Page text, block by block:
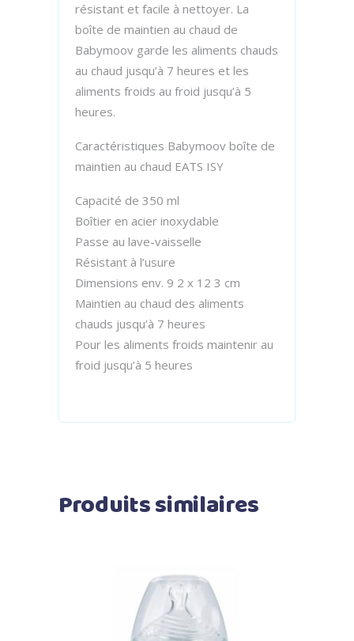
résistant et facile à nettoyer. La
boîte de maintien au chaud de
Babymoov garde les aliments chauds
au chaud jusqu’à 7 heures et les
aliments froids au froid jusqu’à 5
heures.
Caractéristiques Babymoov boîte de
maintien au chaud EATS ISY
Capacité de 350 ml
Boîtier en acier inoxydable
Passe au lave-vaisselle
Résistant à l’usure
Dimensions env. 9 2 x 12 3 cm
Maintien au chaud des aliments
chauds jusqu’à 7 heures
Pour les aliments froids maintenir au
froid jusqu’à 5 heures
Produits similaires